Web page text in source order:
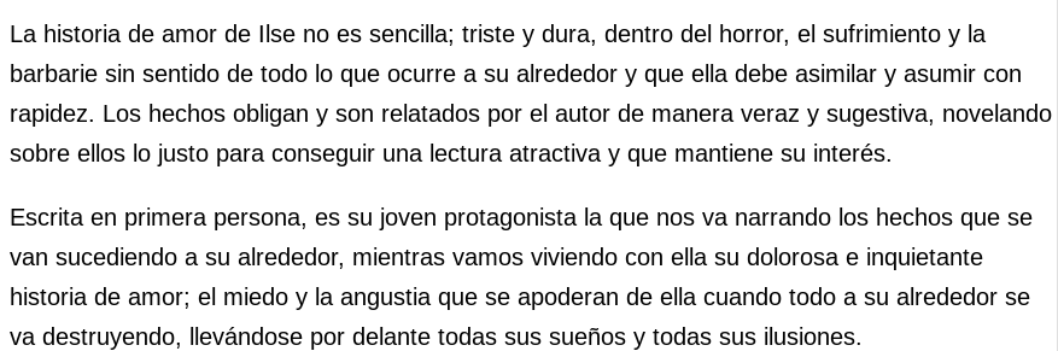
La historia de amor de Ilse no es sencilla; triste y dura, dentro del horror, el sufrimiento y la
barbarie sin sentido de todo lo que ocurre a su alrededor y que ella debe asimilar y asumir con
rapidez. Los hechos obligan y son relatados por el autor de manera veraz y sugestiva, novelando
sobre ellos lo justo para conseguir una lectura atractiva y que mantiene su interés.
Escrita en primera persona, es su joven protagonista la que nos va narrando los hechos que se
van sucediendo a su alrededor, mientras vamos viviendo con ella su dolorosa e inquietante
historia de amor; el miedo y la angustia que se apoderan de ella cuando todo a su alrededor se
va destruyendo, llevándose por delante todas sus sueños y todas sus ilusiones.